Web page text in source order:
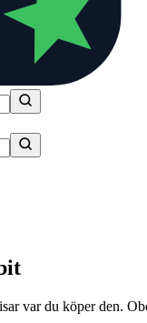
var du köper den.